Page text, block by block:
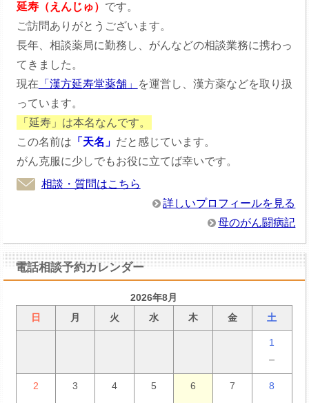
延寿（えんじゅ） です。
ご訪問ありがとうございます。
長年、相談薬局に勤務し、がんなどの相談業務に携わっ
てきました。
現在 「漢方延寿堂薬舗」
を運営し、漢方薬などを取り扱
っています。
「延寿」は本名なんです。
この名前は 「天名」 だと感じています。
がん克服に少しでもお役に立てば幸いです。
相談・質問はこちら
詳しいプロフィールを見る
母のがん闘病記
電話相談予約カレンダー
2026年8月
日
月 火 水 木 金 土
1
－
2 3 4 5 6 7 8